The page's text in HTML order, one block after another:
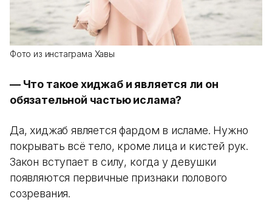
Фото из инстаграма Хавы
— Что такое хиджаб и является ли он
обязательной частью ислама?
Да, хиджаб является фардом в исламе. Нужно
покрывать всё тело, кроме лица и кистей рук.
Закон вступает в силу, когда у девушки
появляются первичные признаки полового
созревания.